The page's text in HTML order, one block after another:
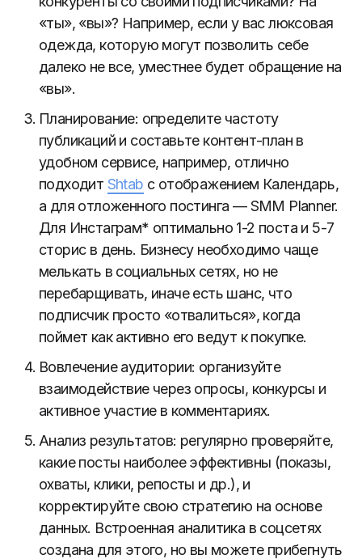
«ты», «вы»? Например, если у вас люксовая
одежда, которую могут позволить себе
далеко не все, уместнее будет обращение на
«вы».
Планирование: определите частоту
публикаций и составьте контент-план в
удобном сервисе, например, отлично
подходит Shtab с отображением Календарь,
а для отложенного постинга — SMM Planner.
Для Инстаграм* оптимально 1-2 поста и 5-7
сторис в день. Бизнесу необходимо чаще
мелькать в социальных сетях, но не
перебарщивать, иначе есть шанс, что
подписчик просто «отвалиться», когда
поймет как активно его ведут к покупке.
Вовлечение аудитории: организуйте
взаимодействие через опросы, конкурсы и
активное участие в комментариях.
Анализ результатов: регулярно проверяйте,
какие посты наиболее эффективны (показы,
охваты, клики, репосты и др.), и
корректируйте свою стратегию на основе
данных. Встроенная аналитика в соцсетях
создана для этого, но вы можете прибегнуть